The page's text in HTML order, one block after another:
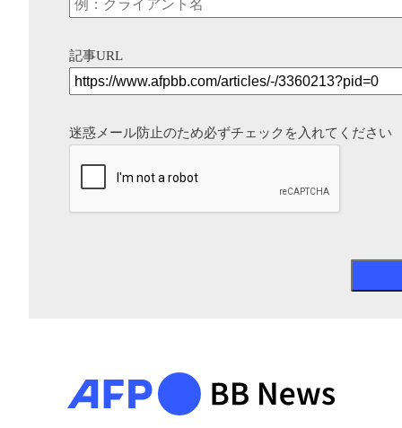
記事URL
迷惑メール防止のため必ずチェックを入れてください